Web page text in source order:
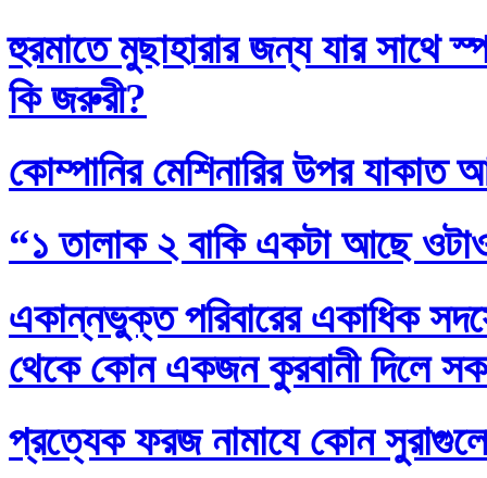
হুরমাতে মুছাহারার জন্য যার সাথে
কি জরুরী?
কোম্পানির মেশিনারির উপর যাকাত
“১ তালাক ২ বাকি একটা আছে
একান্নভুক্ত পরিবারের একাধিক
থেকে কোন একজন কুরবানী দিলে
প্রত্যেক ফরজ নামাযে কোন